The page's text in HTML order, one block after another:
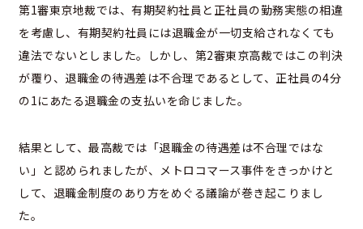
第1審東京地裁では、有期契約社員と正社員の勤務実態の相違
を考慮し、有期契約社員には退職金が一切支給されなくても
違法でないとしました。しかし、第2審東京高裁ではこの判決
が覆り、退職金の待遇差は不合理であるとして、正社員の4分
の1にあたる退職金の支払いを命じました。
結果として、最高裁では「退職金の待遇差は不合理ではな
い」と認められましたが、メトロコマース事件をきっかけと
して、退職金制度のあり方をめぐる議論が巻き起こりまし
た。